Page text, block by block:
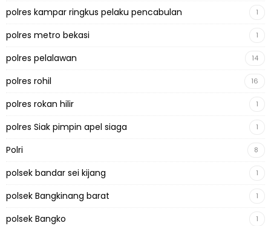
polres kampar ringkus pelaku pencabulan 1
polres metro bekasi 1
polres pelalawan 14
polres rohil 16
polres rokan hilir 1
polres Siak pimpin apel siaga 1
Polri 8
polsek bandar sei kijang 1
polsek Bangkinang barat 1
polsek Bangko 1